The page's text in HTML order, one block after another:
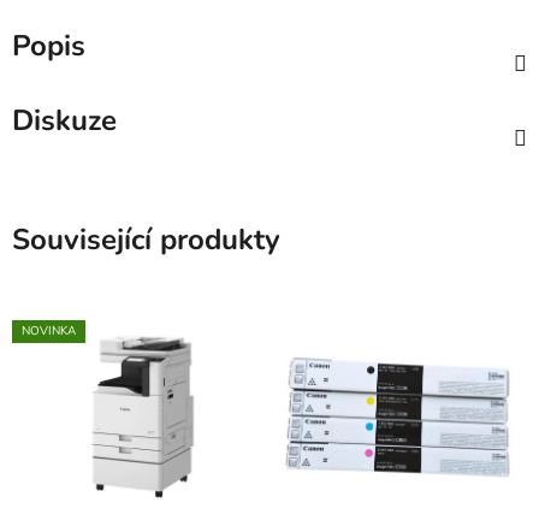
Popis
Diskuze
Související produkty
NOVINKA